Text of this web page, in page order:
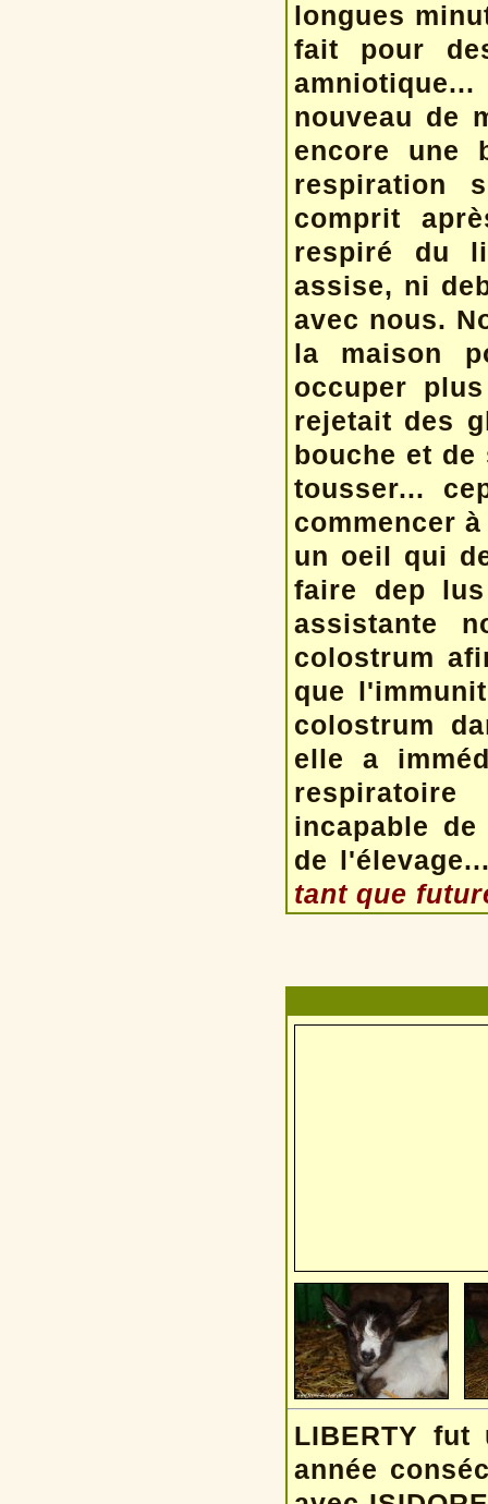
longues
fait pour
nouveau de
encore une
respiration
comprit
respiré du
assise, ni
avec nous.
la maison
occuper
rejetait des
bouche et
tousser...
commencer
un oeil qui
faire dep
assistante
colostrum
que
colostrum
elle a
incapable
de
tant que
LIBERTY
année